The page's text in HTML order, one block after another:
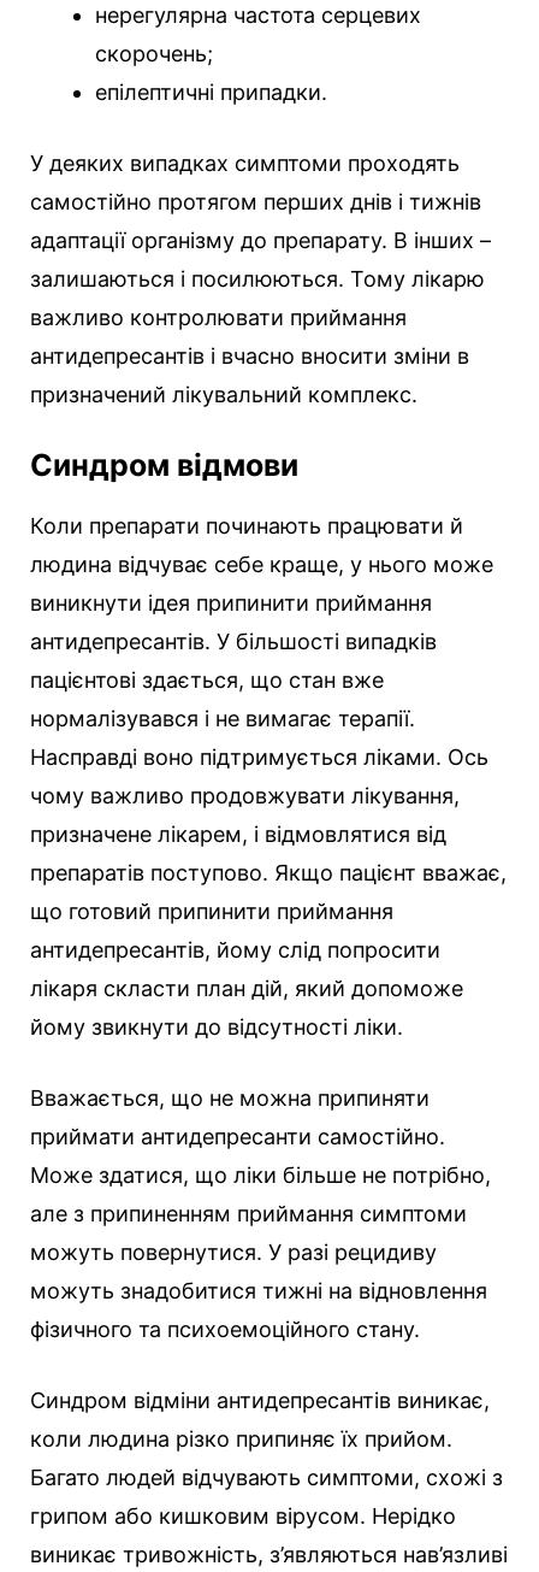
нерегулярна частота серцевих
скорочень;
епілептичні припадки.
У деяких випадках симптоми проходять
самостійно протягом перших днів і тижнів
адаптації організму до препарату. В інших –
залишаються і посилюються. Тому лікарю
важливо контролювати приймання
антидепресантів і вчасно вносити зміни в
призначений лікувальний комплекс.
Синдром відмови
Коли препарати починають працювати й
людина відчуває себе краще, у нього може
виникнути ідея припинити приймання
антидепресантів. У більшості випадків
пацієнтові здається, що стан вже
нормалізувався і не вимагає терапії.
Насправді воно підтримується ліками. Ось
чому важливо продовжувати лікування,
призначене лікарем, і відмовлятися від
препаратів поступово. Якщо пацієнт вважає,
що готовий припинити приймання
антидепресантів, йому слід попросити
лікаря скласти план дій, який допоможе
йому звикнути до відсутності ліки.
Вважається, що не можна припиняти
приймати антидепресанти самостійно.
Може здатися, що ліки більше не потрібно,
але з припиненням приймання симптоми
можуть повернутися. У разі рецидиву
можуть знадобитися тижні на відновлення
фізичного та психоемоційного стану.
Синдром відміни антидепресантів виникає,
коли людина різко припиняє їх прийом.
Багато людей відчувають симптоми, схожі з
грипом або кишковим вірусом. Нерідко
виникає тривожність, з’являються нав’язливі